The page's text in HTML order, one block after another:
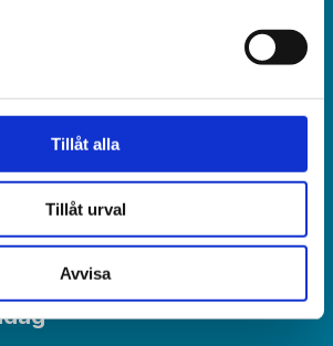
Tillåt alla
Tillåt urval
Avvisa
6015